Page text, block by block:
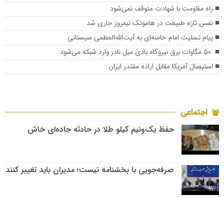
راه مقاومت با شهادت متوقف نمی‌شود
نفس تازه طبیعت در هامونک نیمروز جاری شد
پیام تسلیت امام خامنه‌ای به آیت‌الله‌العظمی سیستانی
استیصال آمریکا مقابل اراده مقتدر ایران
اجتماعی
حفظ یک‌ونیم کیلو طلا در حادثه جاده‌ای خاش
صرفه‌جویی با بخشنامه نیست؛ مدیران باید تغییر کنند